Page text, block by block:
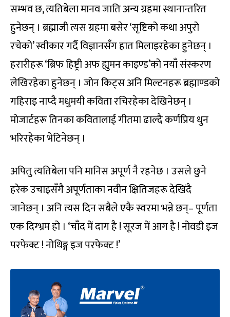
सम्भव छ, त्यतिबेला मानव जाति अन्य ग्रहमा स्थानान्तरित
हुनेछन् । ब्रह्माजी त्यस ग्रहमा बसेर ‘सृष्टिको कथा अपुरो
रचेको’ स्वीकार गर्दै विज्ञानसँग हात मिलाइरहेका हुनेछन् ।
हरारीहरू ‘ब्रिफ हिष्ट्री अफ ह्युमन काइण्ड’को नयाँ संस्करण
लेखिरहेका हुनेछन् । जोन किट्स अनि मिल्टनहरू ब्रह्माण्डको
गहिराइ नाप्दै मधुमयी कविता रचिरहेका देखिनेछन् ।
मोजार्टहरू तिनका कवितालाई गीतमा ढाल्दै कर्णप्रिय धुन
भरिरहेका भेटिनेछन् ।
अपितु त्यतिबेला पनि मानिस अपूर्ण नै रहनेछ । उसले छुने
हरेक उचाइसँगै अपूर्णताका नवीन क्षितिजहरू देखिंदै
जानेछन् । अनि त्यस दिन सबैले एकै स्वरमा भन्ने छन्– पूर्णता
एक दिग्भ्रम हो । ‘चाँद में दाग है ! सूरज में आग है ! नोवडी इज
परफेक्ट ! नोथिङ्ग इज परफेक्ट !’